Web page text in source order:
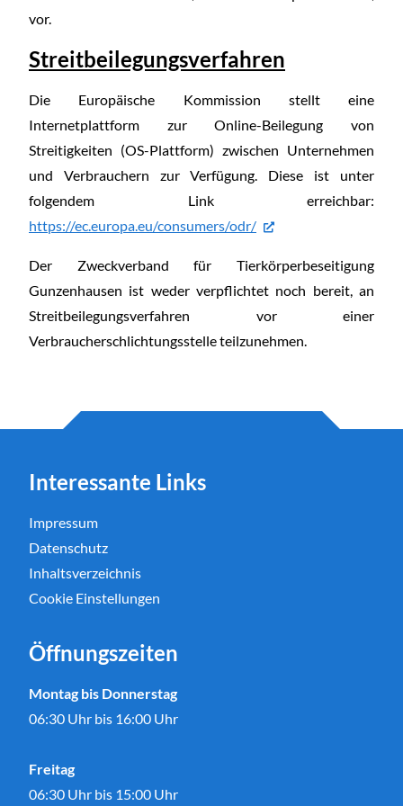
vor.
Streitbeilegungsverfahren
Die Europäische Kommission stellt eine
Internetplattform zur Online-Beilegung von
Streitigkeiten (OS-Plattform) zwischen Unternehmen
und Verbrauchern zur Verfügung. Diese ist unter
folgendem Link erreichbar:
https://ec.europa.eu/consumers/odr/
Der Zweckverband für Tierkörperbeseitigung
Gunzenhausen ist weder verpflichtet noch bereit, an
Streitbeilegungsverfahren vor einer
Verbraucherschlichtungsstelle teilzunehmen.
Interessante Links
Impressum
Datenschutz
Inhaltsverzeichnis
Cookie Einstellungen
Öffnungszeiten
Montag bis Donnerstag
06:30 Uhr bis 16:00 Uhr
Freitag
06:30 Uhr bis 15:00 Uhr